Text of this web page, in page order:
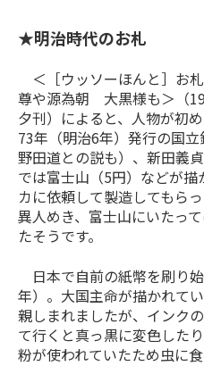
★明治時代のお札
＜［ウッソーほんと］お
尊や源為朝 大黒様も＞（
夕刊）によると、人物が初
73年（明治6年）発行の国
野田道との説も）、新田義
では富士山（5円）などが描
カに依頼して製造してもら
異人めき、富士山にいたっ
たそうです。
日本で自前の紙幣を刷り
年）。大国主命が描かれて
親しまれましたが、インク
て行くと真っ黒に変色した
粉が使われていたため虫に